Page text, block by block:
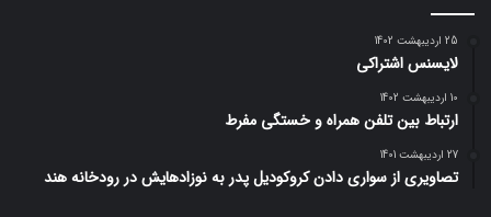
25 اردیبهشت 1402
لایسنس اشتراکی
10 اردیبهشت 1402
ارتباط بین تلفن همراه و خستگی مفرط
27 اردیبهشت 1401
تصاویری از سواری دادن کروکودیل پدر به نوزادهایش در رودخانه هند